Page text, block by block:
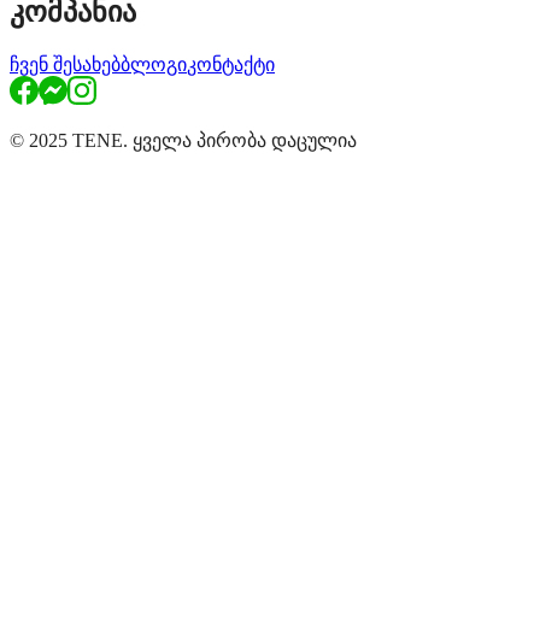
კომპანია
ჩვენ შესახებბლოგიკონტაქტი
© 2025 TENE. ყველა პირობა დაცულია